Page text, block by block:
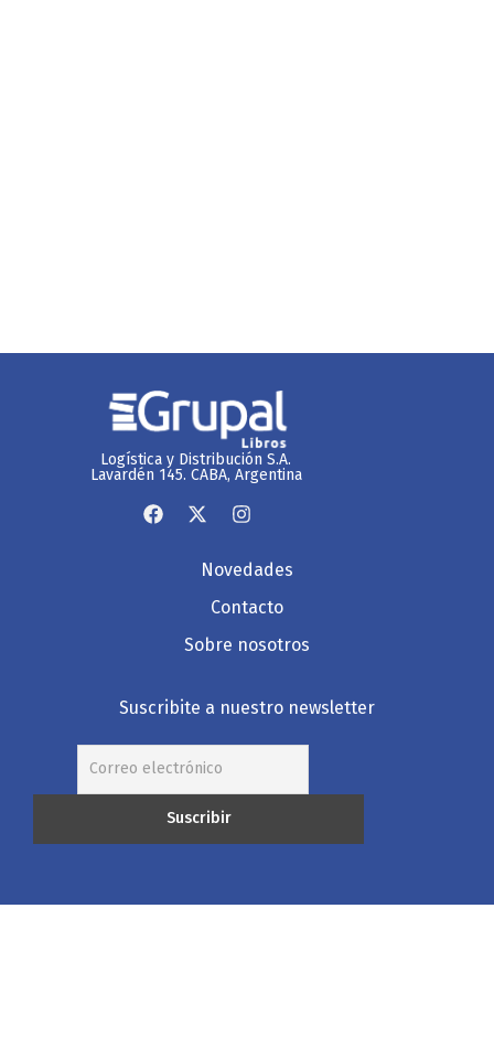
Logística y Distribución S.A.
Lavardén 145. CABA, Argentina
Novedades
Contacto
Sobre nosotros
Suscribite a nuestro newsletter